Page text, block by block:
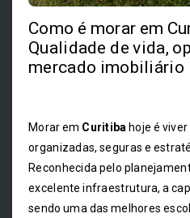
Como é morar em
Qualidade de vida,
mercado imobiliário
Morar em Curitiba hoje é
organizadas, seguras e
Reconhecida pelo
excelente infraestrutura, a
sendo uma das melhores